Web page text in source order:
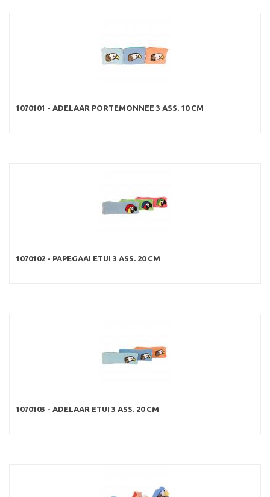
1070101 - ADELAAR PORTEMONNEE 3 ASS. 10 CM
1070102 - PAPEGAAI ETUI 3 ASS. 20 CM
1070103 - ADELAAR ETUI 3 ASS. 20 CM